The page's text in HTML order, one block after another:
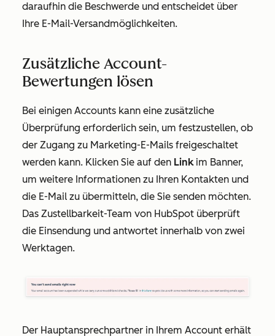
daraufhin die Beschwerde und entscheidet über
Ihre E-Mail-Versandmöglichkeiten.
Zusätzliche Account-
Bewertungen lösen
Bei einigen Accounts kann eine zusätzliche
Überprüfung erforderlich sein, um festzustellen, ob
der Zugang zu Marketing-E-Mails freigeschaltet
werden kann. Klicken Sie auf den Linkim Banner,
um weitere Informationen zu Ihren Kontakten und
die E-Mail zu übermitteln, die Sie senden möchten.
Das Zustellbarkeit-Team von HubSpot überprüft
die Einsendung und antwortet innerhalb von zwei
Werktagen.
Der Hauptansprechpartner in Ihrem Account erhält